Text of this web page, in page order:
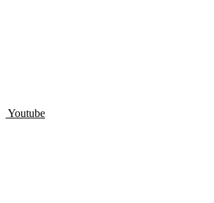
Youtube